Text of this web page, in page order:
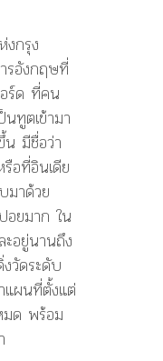
กรุง
รอังกฤษที่
ร์ด ที่คน
นทูตเข้ามา
มีชื่อว่า
อที่อินเดีย
มาด้วย
อยมาก ใน
ะอยู่นานถึง
วัดระดับ
แผนที่ตั้งแต่
มด พร้อม